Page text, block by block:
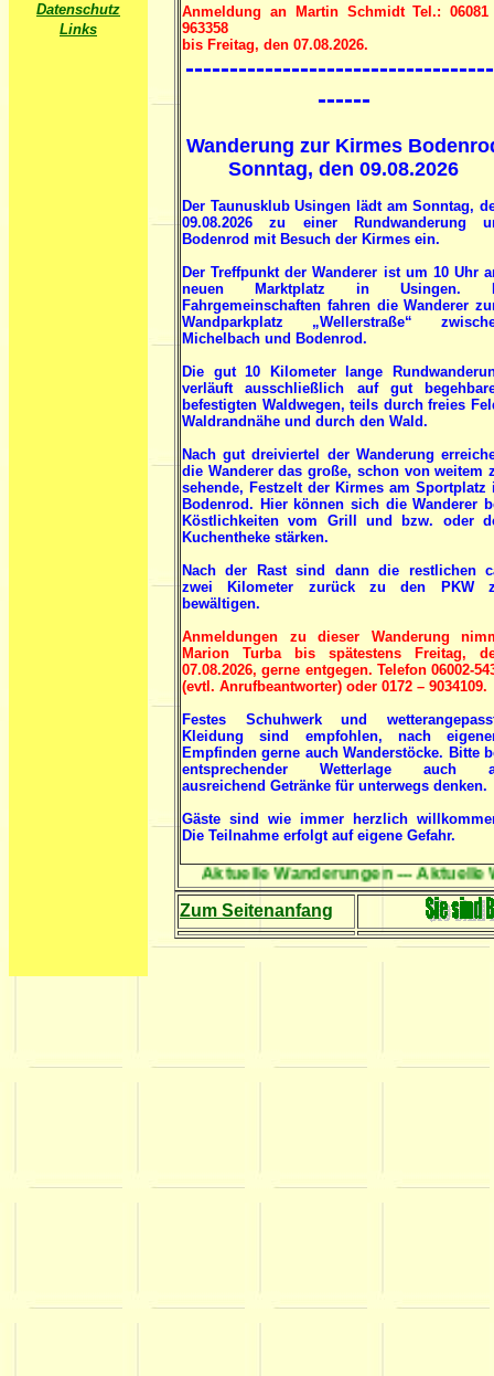
Datenschutz
Links
Anmeldung an Martin Schmidt Tel.: 06081
963358
bis Freitag, den 07.08.2026.
------
Wanderung zur Kirmes
Sonntag, den 09.08.2026
Der Taunusklub Usingen lädt am Sonntag,
09.08.2026 zu einer Rundwanderung
Bodenrod mit Besuch der Kirmes ein.
Der Treffpunkt der Wanderer ist um 10 Uhr
neuen Marktplatz in Usingen.
Fahrgemeinschaften fahren die Wanderer
Wandparkplatz „Wellerstraße“
Michelbach und Bodenrod.
Die gut 10 Kilometer lange
verläuft ausschließlich auf gut
befestigten Waldwegen, teils durch freies
Waldrandnähe und durch den Wald.
Nach gut dreiviertel der Wanderung
die Wanderer das große, schon von weitem
sehende, Festzelt der Kirmes am Sportplatz
Bodenrod. Hier können sich die Wanderer
Köstlichkeiten vom Grill und bzw. oder
Kuchentheke stärken.
Nach der Rast sind dann die restlichen
zwei Kilometer zurück zu den PKW
bewältigen.
Anmeldungen zu dieser Wanderung
Marion Turba bis spätestens Freitag,
07.08.2026, gerne entgegen. Telefon 06002-
(evtl. Anrufbeantworter) oder 0172 – 9034109.
Festes Schuhwerk und
Kleidung sind empfohlen, nach
Empfinden gerne auch Wanderstöcke. Bitte
entsprechender Wetterlage auch
ausreichend Getränke für unterwegs denken.
Gäste sind wie immer herzlich
Die Teilnahme erfolgt auf eigene Gefahr.
Aktuelle Wanderungen --- Aktuelle
Zum Seitenanfang